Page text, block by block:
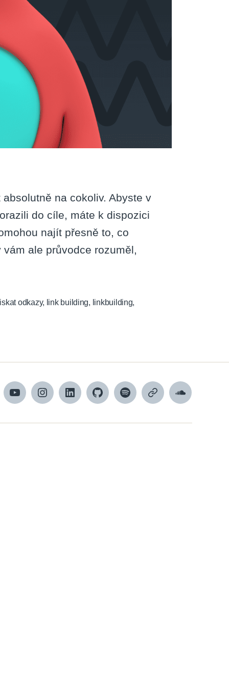
na cokoliv. Abyste v
do cíle, máte k dispozici
najít přesně to, co
ale průvodce rozuměl,
odkazy, link building, linkbuilding,
YouTubeInstagramLinkedInGithubSpotifyApple
SoundCloud